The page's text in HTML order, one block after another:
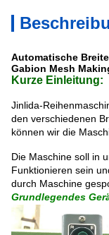
Automatische
Gabion Mesh
Kurze Einleitung:
Jinlida-
den verschiedenen
können wir die
Die Maschine soll in
Funktionieren sein
durch Maschine
Grundlegendes